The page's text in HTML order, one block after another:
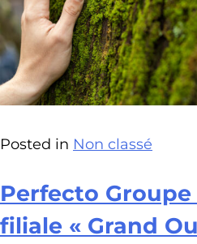
Posted in Non classé
Perfecto
filiale « Grand